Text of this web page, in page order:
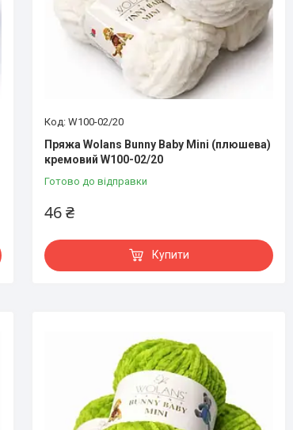
W100-02/20
Пряжа Wolans Bunny Baby Mini (плюшева)
кремовий W100-02/20
Готово до відправки
46 ₴
Купити